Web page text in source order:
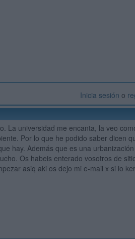
Inicia sesión o
La universidad me encanta, la veo
Por lo que he podido saber dicen
hay. Además que es una
Os habeis enterado vosotros de
asiq aki os dejo mi e-mail x si lo